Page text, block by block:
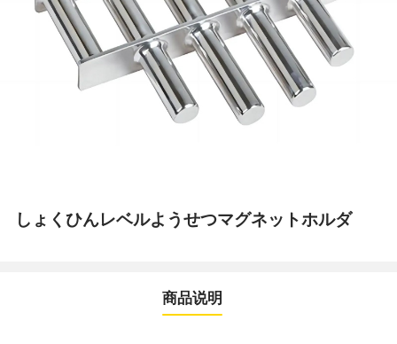
しょくひんレベルようせつマグネットホルダ
商品说明